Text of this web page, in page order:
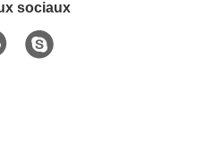
sociaux